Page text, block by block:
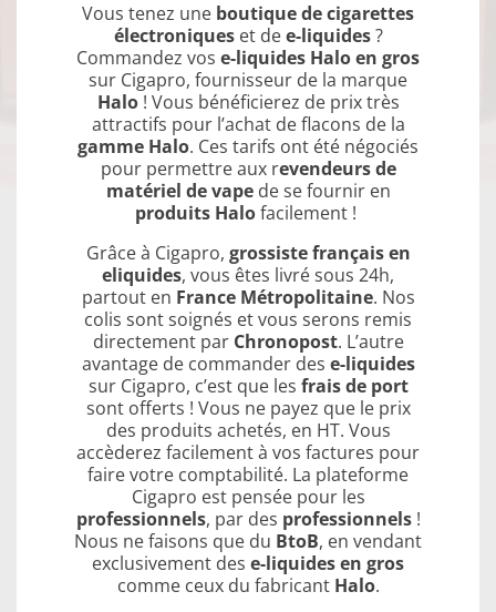
Vous tenez une boutique de cigarettes
électroniqueset dee-liquides?
Commandez vos e-liquides Halo en gros
sur Cigapro, fournisseur de la marque
Halo! Vous bénéficierez de prix très
attractifs pour l’achat de flacons de la
gamme Halo. Ces tarifs ont été négociés
pour permettre aux revendeurs de
matériel de vapede se fournir en
produits Halofacilement !
Grâce à Cigapro, grossiste français en
eliquides, vous êtes livré sous 24h,
partout en France Métropolitaine. Nos
colis sont soignés et vous serons remis
directement par Chronopost. L’autre
avantage de commander des e-liquides
sur Cigapro, c’est que les frais de port
sont offerts ! Vous ne payez que le prix
des produits achetés, en HT. Vous
accèderez facilement à vos factures pour
faire votre comptabilité. La plateforme
Cigapro est pensée pour les
professionnels, par des professionnels!
Nous ne faisons que du BtoB, en vendant
exclusivement des e-liquides en gros
comme ceux du fabricant Halo.